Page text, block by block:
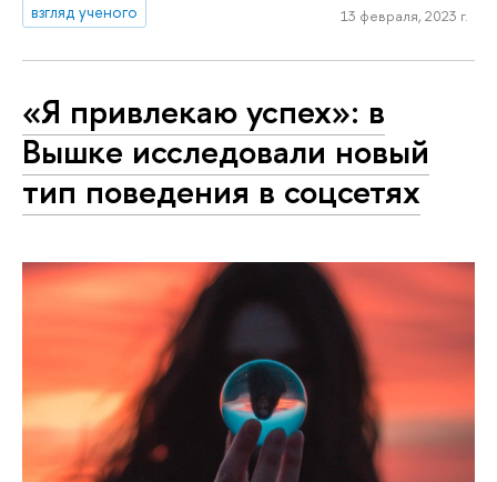
взгляд ученого
13 февраля, 2023 г.
«Я привлекаю успех»: в
Вышке исследовали новый
тип поведения в соцсетях